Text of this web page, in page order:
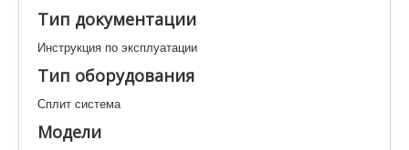
Контакты
Техническая документация
FTX50GV1B FTX60GV1B FTX71GV1B
Тип документации
Инструкция по эксплуатации
Тип оборудования
Сплит система
Модели